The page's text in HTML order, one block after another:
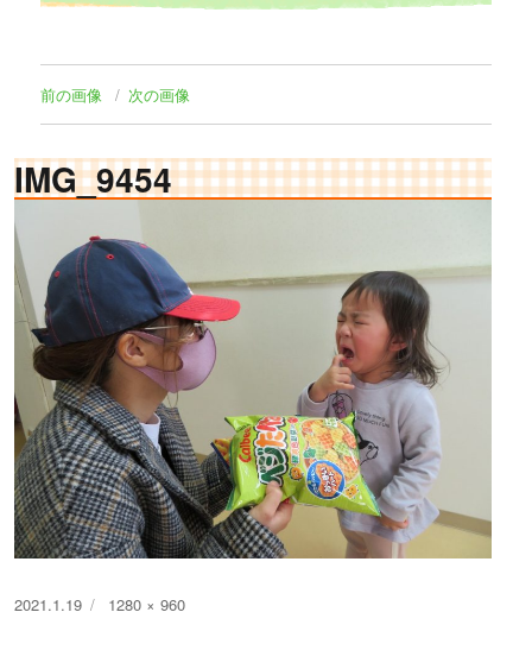
前の画像 次の画像
IMG_9454
投
2021.1.19
フ
1280 × 960